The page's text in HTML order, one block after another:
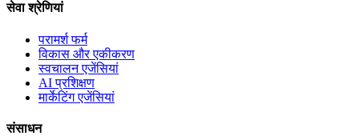
सेवा श्रेणियां
परामर्श फर्म
विकास और एकीकरण
स्वचालन एजेंसियां
AI प्रशिक्षण
मार्केटिंग एजेंसियां
संसाधन